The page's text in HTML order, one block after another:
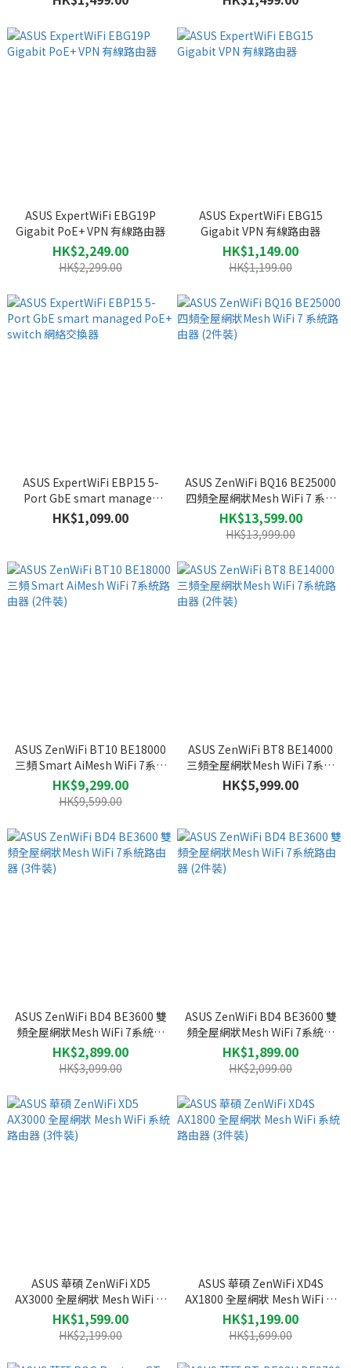
Router
ASUS ExpertWiFi EBG19P
Gigabit PoE+ VPN 有線路由器
HK$2,249.00
HK$2,299.00
ASUS ExpertWiFi EBG15
Gigabit VPN 有線路由器
HK$1,149.00
HK$1,199.00
ASUS ExpertWiFi EBP15 5-
Port GbE smart managed
PoE+ switch 網絡交換器
HK$1,099.00
ASUS ZenWiFi BQ16 BE25000
四頻全屋網狀Mesh WiFi 7 系統
路由器 (2件裝)
HK$13,599.00
HK$13,999.00
ASUS ZenWiFi BT10 BE18000
三頻 Smart AiMesh WiFi 7系統
路由器 (2件裝)
HK$9,299.00
HK$9,599.00
ASUS ZenWiFi BT8 BE14000
三頻全屋網狀Mesh WiFi 7系統
路由器 (2件裝)
HK$5,999.00
ASUS ZenWiFi BD4 BE3600 雙
頻全屋網狀Mesh WiFi 7系統路
由器 (3件裝)
HK$2,899.00
HK$3,099.00
ASUS ZenWiFi BD4 BE3600 雙
頻全屋網狀Mesh WiFi 7系統路
由器 (2件裝)
HK$1,899.00
HK$2,099.00
ASUS 華碩 ZenWiFi XD5
AX3000 全屋網狀 Mesh WiFi 系
統路由器 (3件裝)
HK$1,599.00
HK$2,199.00
ASUS 華碩 ZenWiFi XD4S
AX1800 全屋網狀 Mesh WiFi 系
統路由器 (3件裝)
HK$1,199.00
HK$1,699.00